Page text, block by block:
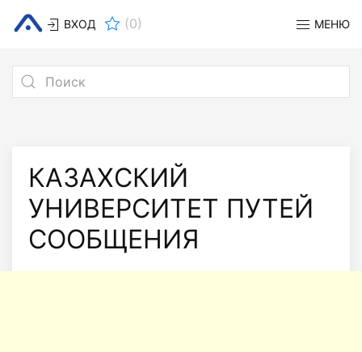
ВХОД (0) МЕНЮ
КАЗАХСКИЙ
УНИВЕРСИТЕТ ПУТЕЙ
СООБЩЕНИЯ